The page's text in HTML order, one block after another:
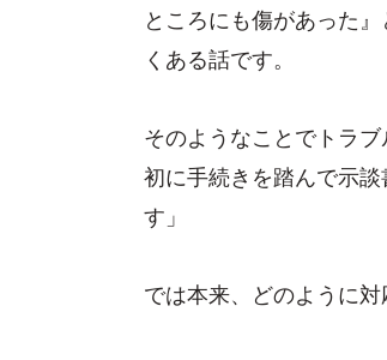
ところにも傷があった
くある話です。
そのようなことでトラ
初に手続きを踏んで示
す」
では本来、どのように対